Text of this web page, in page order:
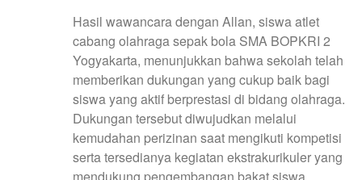
Hasil wawancara dengan Allan, siswa atlet
cabang olahraga sepak bola SMA BOPKRI 2
Yogyakarta, menunjukkan bahwa sekolah telah
memberikan dukungan yang cukup baik bagi
siswa yang aktif berprestasi di bidang olahraga.
Dukungan tersebut diwujudkan melalui
kemudahan perizinan saat mengikuti kompetisi
serta tersedianya kegiatan ekstrakurikuler yang